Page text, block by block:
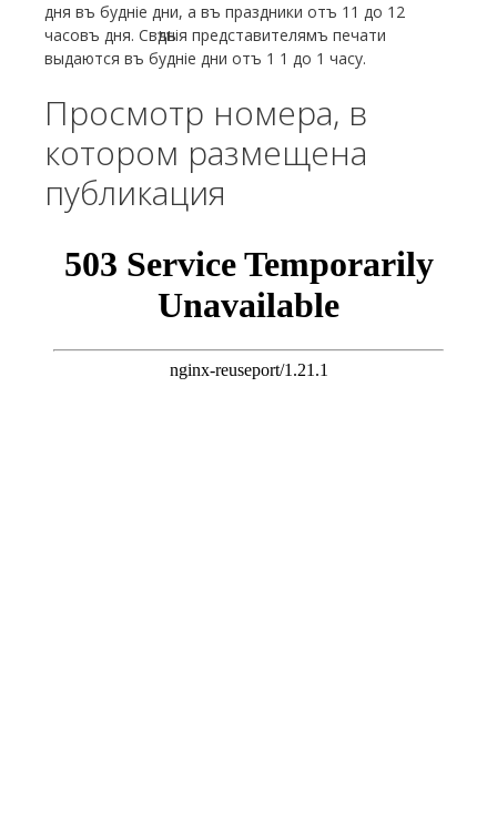
дня въ будніе дни, а въ праздники отъ 11 до 12
часовъ дня. Свѣдѣнія представителямъ печати
выдаются въ будніе дни отъ 1 1 до 1 часу.
Просмотр номера, в
котором размещена
публикация